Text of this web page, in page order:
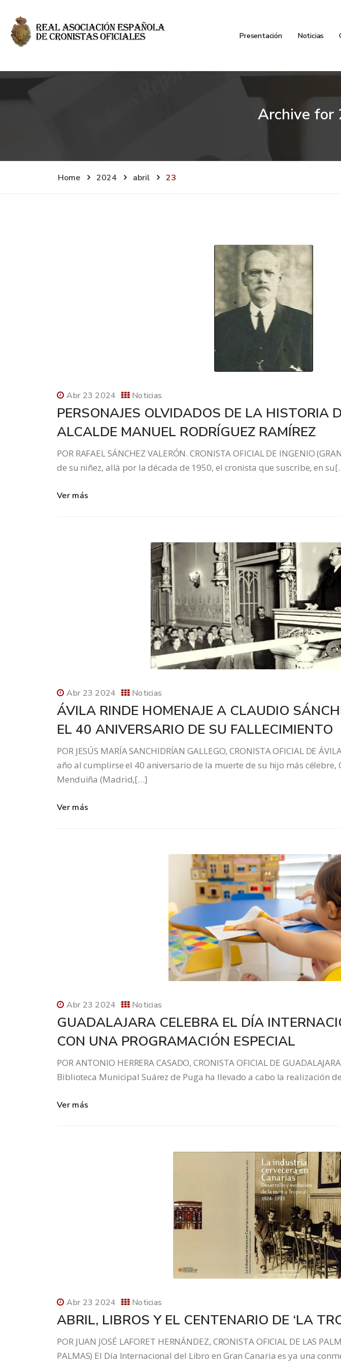
Presentación Noticias
Archive for
Home 2024 abril 23
Abr 23 2024 Noticias
PERSONAJES OLVIDADOS DE LA HISTORIA
ALCALDE MANUEL RODRÍGUEZ RAMÍREZ
POR RAFAEL SÁNCHEZ VALERÓN. CRONISTA OFICIAL DE INGENIO
de su niñez, allá por la década de 1950, el cronista que suscribe, en
Ver más
Abr 23 2024 Noticias
ÁVILA RINDE HOMENAJE A CLAUDIO
EL 40 ANIVERSARIO DE SU FALLECIMIENTO
POR JESÚS MARÍA SANCHIDRÍAN GALLEGO, CRONISTA OFICIAL DE
año al cumplirse el 40 aniversario de la muerte de su hijo más célebre,
Menduiña (Madrid,[…]
Ver más
Abr 23 2024 Noticias
GUADALAJARA CELEBRA EL DÍA
CON UNA PROGRAMACIÓN ESPECIAL
POR ANTONIO HERRERA CASADO, CRONISTA OFICIAL DE
Biblioteca Municipal Suárez de Puga ha llevado a cabo la realización
Ver más
Abr 23 2024 Noticias
ABRIL, LIBROS Y EL CENTENARIO DE ‘LA
POR JUAN JOSÉ LAFORET HERNÁNDEZ, CRONISTA OFICIAL DE LAS
PALMAS) El Día Internacional del Libro en Gran Canaria es ya una